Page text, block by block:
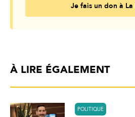
Je fais un don à
À LIRE ÉGALEMENT
POLITIQUE